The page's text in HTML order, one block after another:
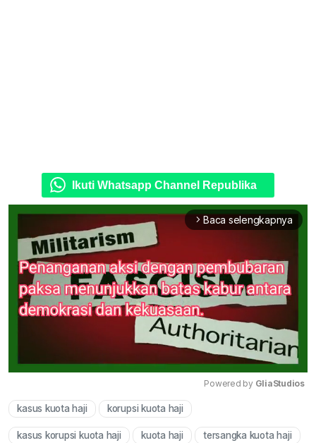
Ikuti Whatsapp Channel Republika
arrow_forward_ios Baca selengkapnya
Powered by GliaStudios
kasus kuota haji korupsi kuota haji
kasus korupsi kuota haji kuota haji tersangka kuota haji